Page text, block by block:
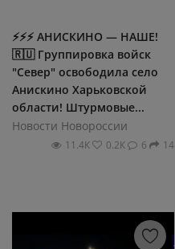
⚡⚡⚡ АНИСКИНО — НАШЕ!
🇷🇺 Группировка войск
"Север" освободила село
Анискино Харьковской
области! Штурмовые...
Новости Новороссии
11.4К 0.2К 6 14